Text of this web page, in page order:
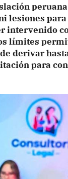
lesiones
intervenido
límites
derivar
para